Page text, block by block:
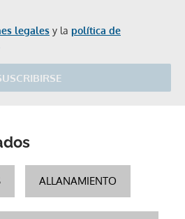
legales y la política de
ALLANAMIENTO